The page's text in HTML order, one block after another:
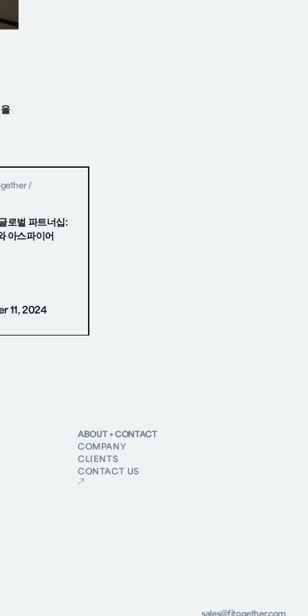
/
로벌 파트너십:
아스파이어
11, 2024
ABOUT + CONTACT
COMPANY
CLIENTS
CONTACT US